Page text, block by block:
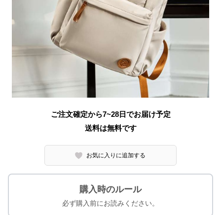
ご注文確定から7~28日でお届け予定
送料は無料です
お気に入りに追加する
購入時のルール
必ず購入前にお読みください。